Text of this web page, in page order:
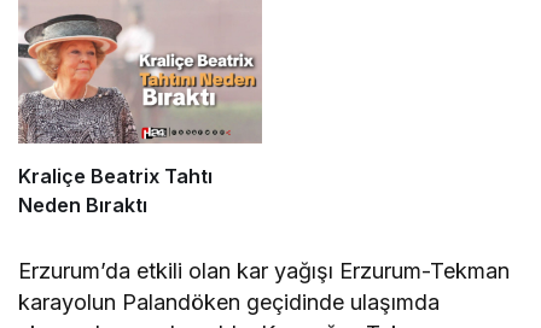
Kraliçe Beatrix Tahtı
Neden Bıraktı
Erzurum’da etkili olan kar yağışı Erzurum-Tekman
karayolun Palandöken geçidinde ulaşımda